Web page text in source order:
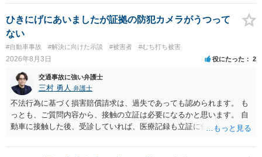
確認する必要があります。保険会社から提示される慰謝料額について
は、弁護士が介入することにより増額を検討できる場合がありますの
で、以下の資料・情報を準備した上で、弁護士に個別に相談すること
をお勧めいたします。 ・相手方保険会社から届いている示談金額の提
示書類 ・叔母様の診断名、けがの内容 ・治療開始日及び治療終了日
・入院の有無、通院回数 ・現在も症状が残っているか ・叔母様ご本人
やご家族等が加入している保険に、今回の事故で利用できる弁護士費
用特約が付帯しているか なお、被害者は叔母様ご本人となりますの
で、弁護士が受任する場合には、叔母様ご本人の依頼意思等を確認す
る必要があります。日本語での十分な意思疎通が難しいとのことです
ので、そのあたりのご事情も踏まえて、依頼意思の確認方法等を検討
ひきにげにあいましたが証拠の防犯カメラがうつって
ない
#自動車事故 #解決に向けた示談 #被害者 #むち打ち被害
2026年8月3日 役にたった 2
交通事故に強い弁護士
三村 勇人 弁護士
不法行為に基づく損害賠償請求は、過失であっても認められます。 も
っとも、ご質問内容から、接触の立証は必要になるかと思います。 自
動車に接触した後、受診していれば、医療記録も立証に使えるかと思
士にご相談ください。